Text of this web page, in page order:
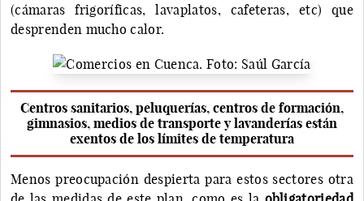
(cámaras frigoríficas, lavaplatos, cafeteras, etc) que
desprenden mucho calor.
Centros sanitarios, peluquerías, centros de formación,
gimnasios, medios de transporte y lavanderías están
exentos de los límites de temperatura
Menos preocupación despierta para estos sectores otra